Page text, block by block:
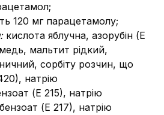
120 мг парацетамолу;
кислота яблучна, азорубін (Е
мальтит рідкий,
сорбіту розчин, що
натрію
(Е 215), натрію
(Е 217), натрію